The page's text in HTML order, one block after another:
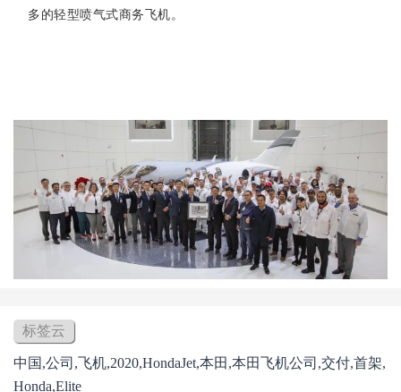
多的轻型喷气式商务飞机。
标签云
中国,公司,飞机,2020,HondaJet,本田,本田飞机公司,交付,首架,
Honda,Elite